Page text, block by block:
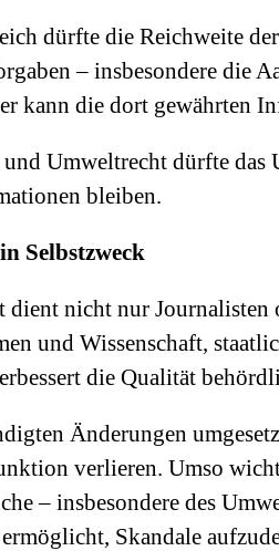
dürfte die Reichweite
– insbesondere
kann die dort gewährten
Umweltrecht dürfte
bleiben.
Selbstzweck
nicht nur
und Wissenschaft,
die Qualität
Änderungen
verlieren. Umso
– insbesondere des
Skandale